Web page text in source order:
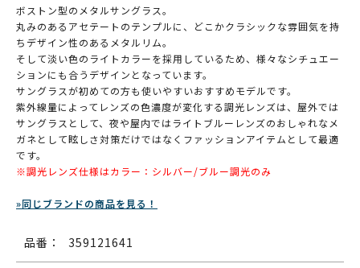
ボストン型のメタルサングラス。
丸みのあるアセテートのテンプルに、どこかクラシックな雰囲気を持
ちデザイン性のあるメタルリム。
そして淡い色のライトカラーを採用しているため、様々なシチュエー
ションにも合うデザインとなっています。
サングラスが初めての方も使いやすいおすすめモデルです。
紫外線量によってレンズの色濃度が変化する調光レンズは、屋外では
サングラスとして、夜や屋内ではライトブルーレンズのおしゃれなメ
ガネとして眩しさ対策だけではなくファッションアイテムとして最適
です。
※調光レンズ仕様はカラー：シルバー/ブルー調光のみ
»同じブランドの商品を見る！
品番： 359121641